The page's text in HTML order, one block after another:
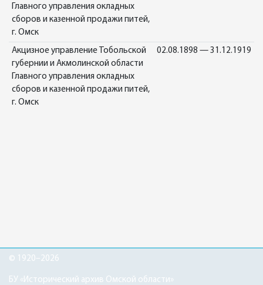
Главного управления окладных
сборов и казенной продажи питей,
г. Омск
Акцизное управление Тобольской
губернии и Акмолинской области
Главного управления окладных
сборов и казенной продажи питей,
г. Омск
02.08.1898 — 31.12.1919
© 1920–2026
БУ «Исторический архив Омской области»